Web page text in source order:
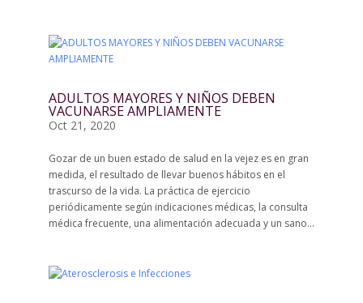
ADULTOS MAYORES Y NIÑOS DEBEN
VACUNARSE AMPLIAMENTE
Oct 21, 2020
Gozar de un buen estado de salud en la vejez es en gran
medida, el resultado de llevar buenos hábitos en el
trascurso de la vida. La práctica de ejercicio
periódicamente según indicaciones médicas, la consulta
médica frecuente, una alimentación adecuada y un sano...